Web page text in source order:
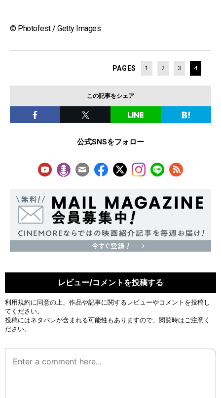
© Photofest / Getty Images
PAGES 1 2 3 4
この記事をシェア
公式SNSをフォロー
レビュー/コメントを投稿する
利用規約に同意の上、作品や記事に関するレビューやコメントを投稿し
てください。
投稿にはネタバレが含まれる可能性もありますので、閲覧時はご注意く
ださい。